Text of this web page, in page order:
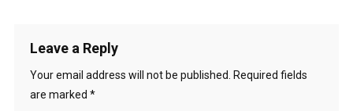
Leave a Reply
Your email address will not be published.
Required fields
are marked *